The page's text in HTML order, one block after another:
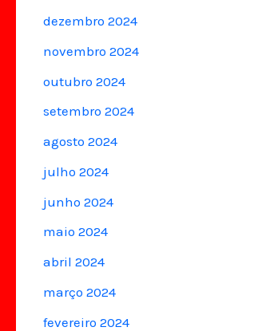
dezembro 2024
novembro 2024
outubro 2024
setembro 2024
agosto 2024
julho 2024
junho 2024
maio 2024
abril 2024
março 2024
fevereiro 2024